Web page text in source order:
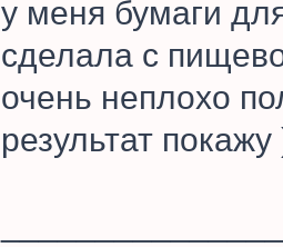
у меня бумаги
сделала с
очень неплохо
результат покажу